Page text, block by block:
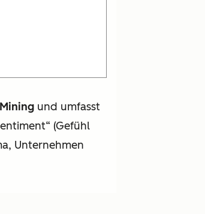
und umfasst
(Gefühl
Unternehmen